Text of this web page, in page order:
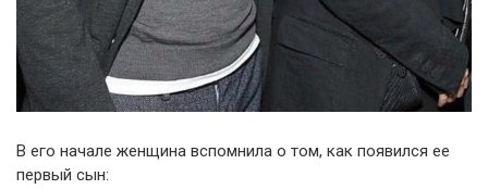
В его начале женщина вспомнила о том, как появился ее
первый сын: